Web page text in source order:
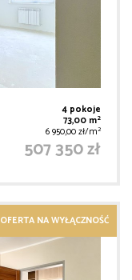
4 pokoje
73,00 m2
6 950,00 zł/m2
507 350 zł
OFERTA NA WYŁĄCZNOŚĆ